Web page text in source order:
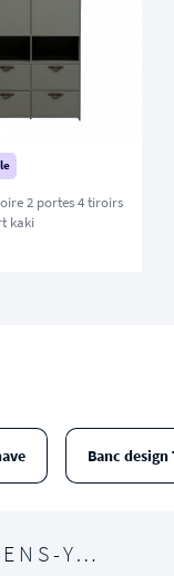
2 portes 4 tiroirs
Vert kaki
Banc design
Y…